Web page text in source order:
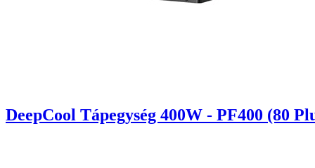
DeepCool Tápegység 400W - PF400 (80